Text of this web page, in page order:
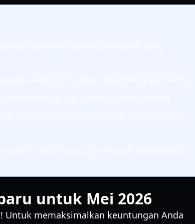
untuk Mei 2026
memaksimalkan keuntungan Anda